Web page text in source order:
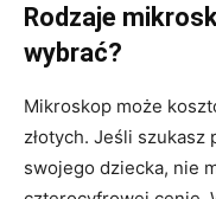
Rodzaje
wybrać?
Mikroskop może
złotych. Jeśli
swojego dziecka, nie